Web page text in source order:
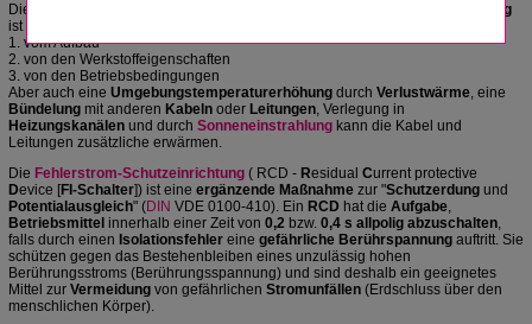
Die
Leitung
ist abhängig:
1. vom Aufbau
2. von den Werkstoffeigenschaften
3. von den Betriebsbedingungen
Aber auch eine Umgebungstemperaturerhöhung durch Verlustwärme, eine
Bündelung mit anderen Kabeln oder Leitungen, Verlegung in
Heizungskanälen und durch Sonneneinstrahlung kann die Kabel und
Leitungen zusätzliche erwärmen.
Die Fehlerstrom-Schutzeinrichtung ( RCD - Residual Current protective
Device [FI-Schalter]) ist eine ergänzende Maßnahme zur "Schutzerdung und
Potentialausgleich" (DIN VDE 0100-410). Ein RCD hat die Aufgabe,
Betriebsmittel innerhalb einer Zeit von 0,2 bzw. 0,4 s allpolig abzuschalten,
falls durch einen Isolationsfehler eine gefährliche Berührspannung auftritt. Sie
schützen gegen das Bestehenbleiben eines unzulässig hohen
Berührungsstroms (Berührungsspannung) und sind deshalb ein geeignetes
Mittel zur Vermeidung von gefährlichen Stromunfällen (Erdschluss über den
menschlichen Körper).